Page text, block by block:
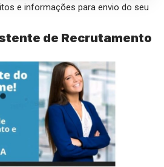
e informações para envio do seu
de Recrutamento